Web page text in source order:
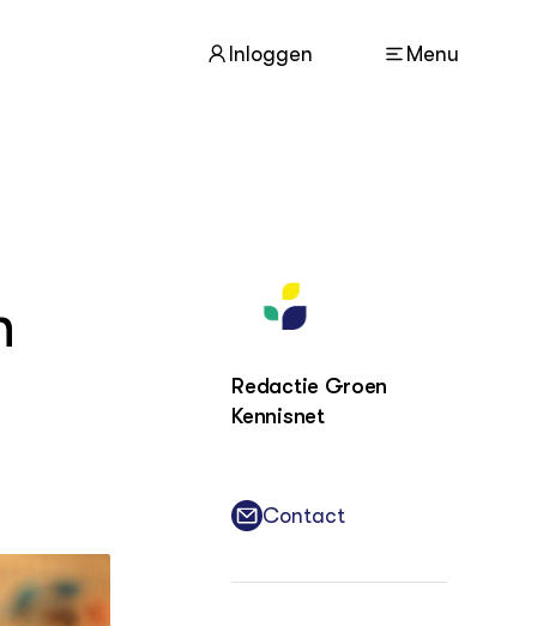
Inloggen Menu
Vakbladen
Redactie Groen
Kennisnet
Contact